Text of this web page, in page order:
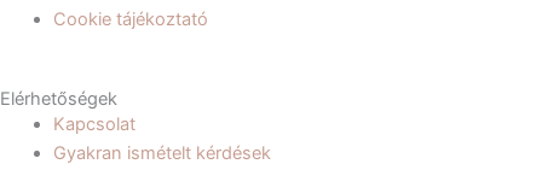
m
Cookie tájékoztató
Elérhetőségek
Kapcsolat
Gyakran ismételt kérdések